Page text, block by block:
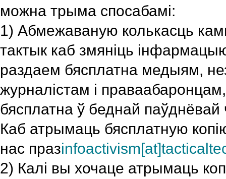
можна трыма спосабамі:
1) Абмежаваную колькасць
тактык каб змяніць
раздаем бясплатна медыям,
журналістам і
бясплатна ў беднай паўднёвай
Каб атрымаць бясплатную
нас праз
2) Калі вы хочаце атрымаць